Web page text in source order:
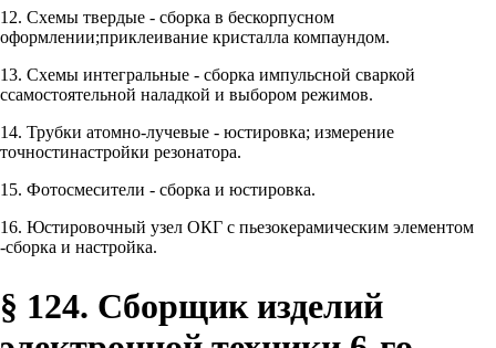
12. Схемы твердые - сборка в бескорпусном
оформлении;приклеивание кристалла компаундом.
13. Схемы интегральные - сборка импульсной сваркой
ссамостоятельной наладкой и выбором режимов.
14. Трубки атомно-лучевые - юстировка; измерение
точностинастройки резонатора.
15. Фотосмесители - сборка и юстировка.
16. Юстировочный узел ОКГ с пьезокерамическим элементом
-сборка и настройка.
§ 124. Сборщик изделий